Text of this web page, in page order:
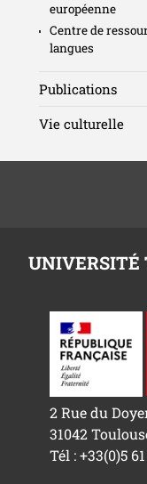
européenne
Centre de
langues
Publications
Vie culturelle
UNIVERSITÉ
2 Rue du
31042
Tél : +33(0)5